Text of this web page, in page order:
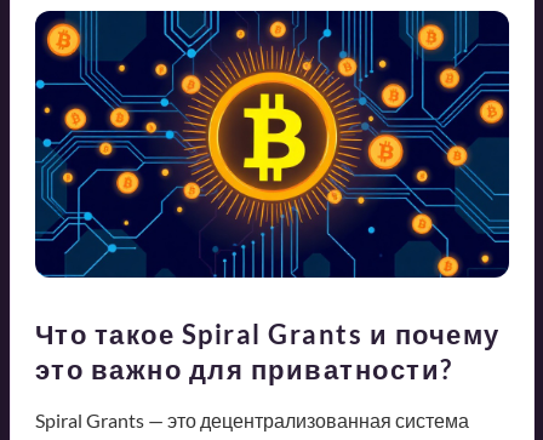
Что такое Spiral Grants и почему
это важно для приватности?
Spiral Grants — это децентрализованная система